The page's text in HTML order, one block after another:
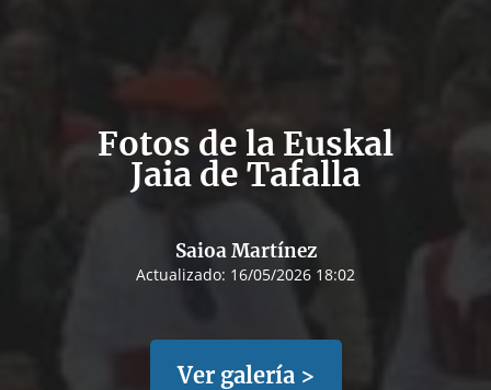
Fotos de la Euskal
Jaia de Tafalla
Saioa Martínez
Actualizado: 16/05/2026 18:02
Ver galería >